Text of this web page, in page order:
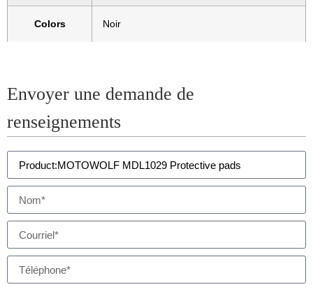
Colors Noir
Envoyer une demande de
renseignements